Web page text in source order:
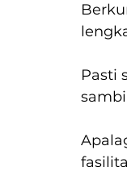
Pasti